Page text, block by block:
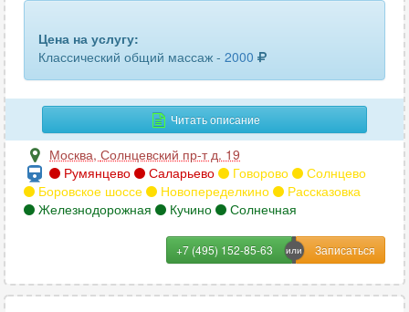
Цена на услугу:
Классический общий массаж - 2000
Читать описание
Москва, Солнцевский пр-т д. 19
Румянцево
Саларьево Говорово
Солнцево
Боровское шоссе
Новопеределкино
Рассказовка
Железнодорожная
Кучино Солнечная
+7 (495) 152-85-63